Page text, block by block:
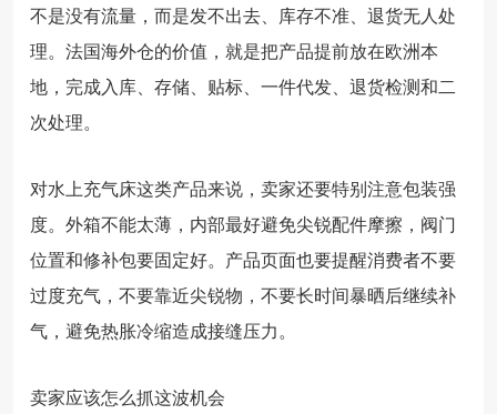
不是没有流量，而是发不出去、库存不准、退货无人处
理。法国海外仓的价值，就是把产品提前放在欧洲本
地，完成入库、存储、贴标、一件代发、退货检测和二
次处理。
对水上充气床这类产品来说，卖家还要特别注意包装强
度。外箱不能太薄，内部最好避免尖锐配件摩擦，阀门
位置和修补包要固定好。产品页面也要提醒消费者不要
过度充气，不要靠近尖锐物，不要长时间暴晒后继续补
气，避免热胀冷缩造成接缝压力。
卖家应该怎么抓这波机会